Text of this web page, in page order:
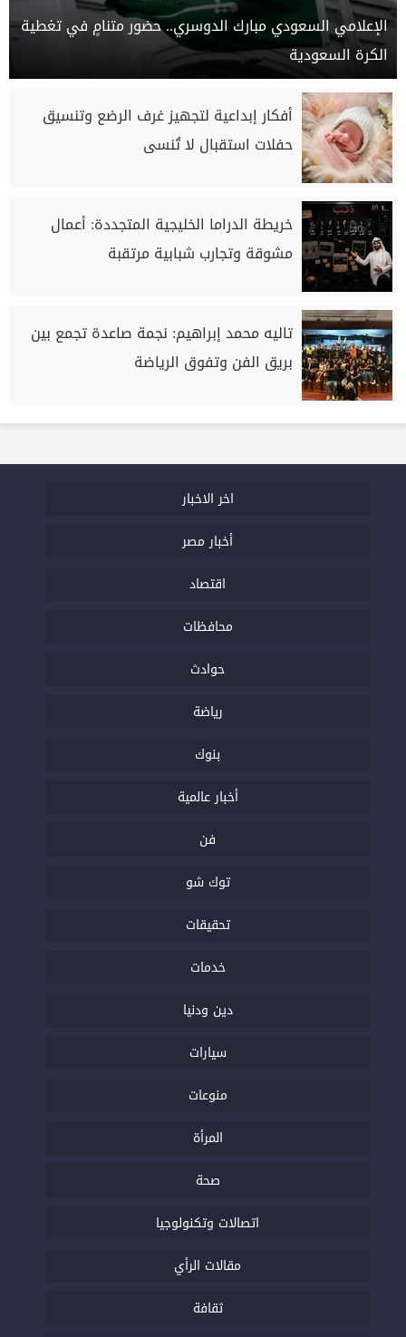
الإعلامي السعودي مبارك الدوسري.. حضور متنامٍ في تغطية
الكرة السعودية
أفكار إبداعية لتجهيز غرف الرضع وتنسيق
حفلات استقبال لا تُنسى
خريطة الدراما الخليجية المتجددة: أعمال
مشوقة وتجارب شبابية مرتقبة
تاليه محمد إبراهيم: نجمة صاعدة تجمع بين
بريق الفن وتفوق الرياضة
اخر الاخبار
أخبار مصر
اقتصاد
محافظات
حوادث
رياضة
بنوك
أخبار عالمية
فن
توك شو
تحقيقات
خدمات
دين ودنيا
سيارات
منوعات
المرأة
صحة
اتصالات وتكنولوجيا
مقالات الرأي
ثقافة